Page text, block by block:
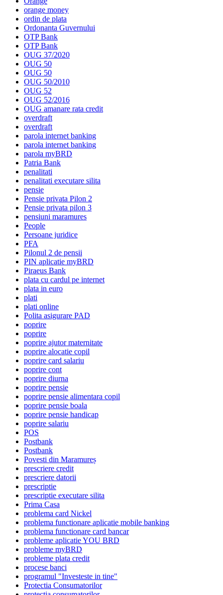
orange money
ordin de plata
Ordonanta Guvernului
OTP Bank
OTP Bank
OUG 37/2020
OUG 50
OUG 50
OUG 50/2010
OUG 52
OUG 52/2016
OUG amanare rata credit
overdraft
overdraft
parola internet banking
parola internet banking
parola myBRD
Patria Bank
penalitati
penalitati executare silita
pensie
Pensie privata Pilon 2
Pensie privata pilon 3
pensiuni maramures
People
Persoane juridice
PFA
Pilonul 2 de pensii
PIN aplicatie myBRD
Piraeus Bank
plata cu cardul pe internet
plata in euro
plati
plati online
Polita asigurare PAD
poprire
poprire
poprire ajutor maternitate
poprire alocatie copil
poprire card salariu
poprire cont
poprire diurna
poprire pensie
poprire pensie alimentara copil
poprire pensie boala
poprire pensie handicap
poprire salariu
POS
Postbank
Postbank
Povesti din Maramureș
prescriere credit
prescriere datorii
prescriptie
prescriptie executare silita
Prima Casa
problema card Nickel
problema functionare aplicatie mobile banking
problema functionare card bancar
probleme aplicatie YOU BRD
probleme myBRD
probleme plata credit
procese banci
programul "Investeste in tine"
Protectia Consumatorilor